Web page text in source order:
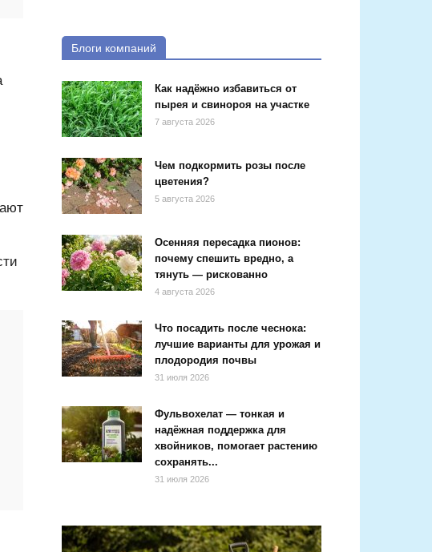
Блоги компаний
Как надёжно избавиться от
пырея и свинороя на участке
7 августа 2026
Чем подкормить розы после
цветения?
5 августа 2026
Осенняя пересадка пионов:
почему спешить вредно, а
тянуть — рискованно
4 августа 2026
Что посадить после чеснока:
лучшие варианты для урожая и
плодородия почвы
31 июля 2026
Фульвохелат — тонкая и
надёжная поддержка для
хвойников, помогает растению
сохранять...
31 июля 2026